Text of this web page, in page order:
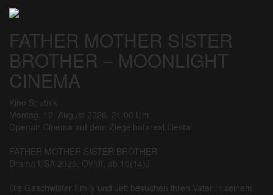
FATHER MOTHER SISTER
BROTHER – MOONLIGHT
CINEMA
Kino Sputnik
Montag, 10. August 2026. 21:00 Uhr
Openair Cinema auf dem Ziegelhofareal Liestal
FATHER MOTHER SISTER BROTHER
Drama USA 2025, OV/df, ab 10(14)J
Die Geschwister Emily und Jeff besuchen ihren Vater in seinem